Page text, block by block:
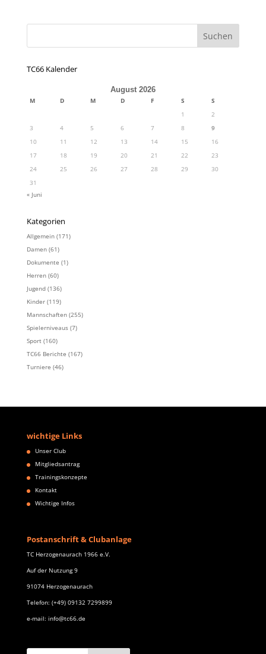
TC66 Kalender
August 2026
M D M D F S
S
1
2
3
4 5 6 7 8
9
10
11 12 13 14 15
16
17
18 19 20 21 22
23
24
25 26 27 28 29
30
31
« Juni
Kategorien
Allgemein(171)
Damen(61)
Dokumente (1)
Herren(60)
Jugend(136)
Kinder(119)
Mannschaften(255)
Spielerniveaus(7)
Sport(160)
TC66 Berichte (167)
Turniere (46)
wichtige Links
Unser Club
Mitgliedsantrag
Trainingskonzepte
Kontakt
Wichtige Infos
Postanschrift & Clubanlage
TC Herzogenaurach 1966 e.V.
Auf der Nutzung 9
91074 Herzogenaurach
Telefon: (+49) 09132 7299899
e-mail: info@tc66.de